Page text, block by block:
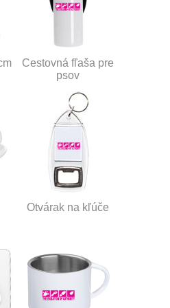
Cestovná fľaša pre
psov
Otvárak na kľúče